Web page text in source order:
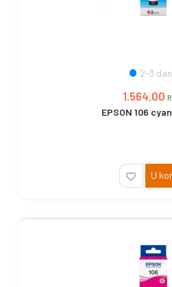
2-3
1.564,00
EPSON 106
U